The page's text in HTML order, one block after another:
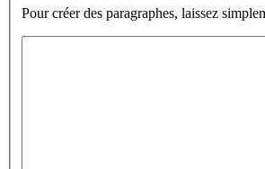
Pour créer des paragraphes, laissez